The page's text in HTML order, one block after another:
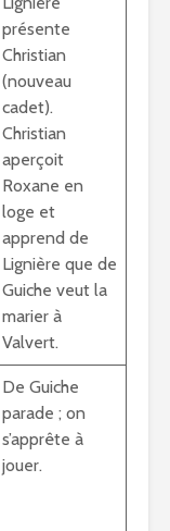
présente
Christian
(nouveau
cadet).
Christian
aperçoit
Roxane en
loge et
apprend de
Lignière que de
Guiche veut la
marier à
Valvert.
De Guiche
parade ; on
s’apprête à
jouer.